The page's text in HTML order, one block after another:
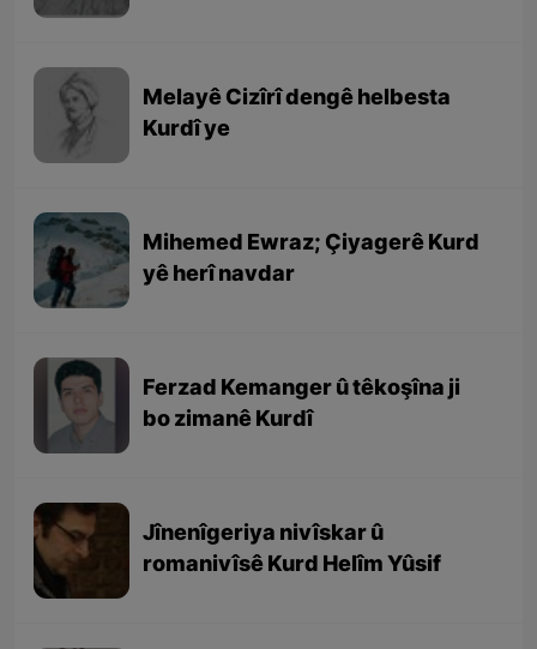
Melayê Cizîrî dengê helbesta
Kurdî ye
Mihemed Ewraz; Çiyagerê Kurd
yê herî navdar
Ferzad Kemanger û têkoşîna ji
bo zimanê Kurdî
Jînenîgeriya nivîskar û
romanivîsê Kurd Helîm Yûsif